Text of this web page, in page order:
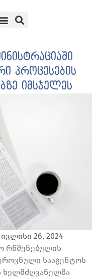
პროცესების
იმსჯელეს
ივლისი 26, 2024
რწმუნებულის
სააგენტოს
ხელმძღვანელმა